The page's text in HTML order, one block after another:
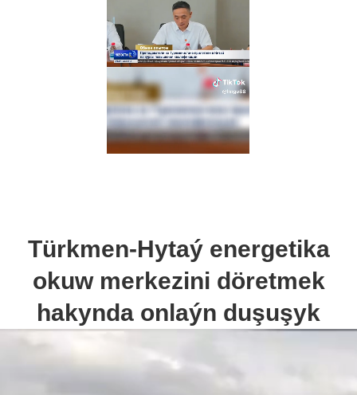
Türkmen-Hytaý energetika
okuw merkezini döretmek
hakynda onlaýn duşuşyk